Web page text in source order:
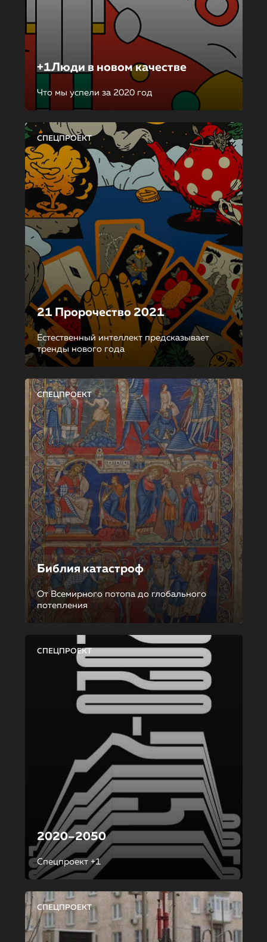
+1Люди в новом качестве
Что мы успели за 2020 год
СПЕЦПРОЕКТ
21 Пророчество 2021
Естественный интеллект предсказывает
тренды нового года
СПЕЦПРОЕКТ
Библия катастроф
От Всемирного потопа до глобального
потепления
СПЕЦПРОЕКТ
2020–2050
Спецпроект +1
СПЕЦПРОЕКТ